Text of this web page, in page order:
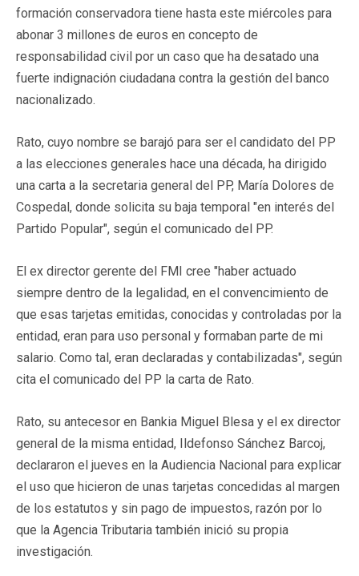
formación conservadora tiene hasta este miércoles para
abonar 3 millones de euros en concepto de
responsabilidad civil por un caso que ha desatado una
fuerte indignación ciudadana contra la gestión del banco
nacionalizado.
Rato, cuyo nombre se barajó para ser el candidato del PP
a las elecciones generales hace una década, ha dirigido
una carta a la secretaria general del PP, María Dolores de
Cospedal, donde solicita su baja temporal "en interés del
Partido Popular", según el comunicado del PP.
El ex director gerente del FMI cree "haber actuado
siempre dentro de la legalidad, en el convencimiento de
que esas tarjetas emitidas, conocidas y controladas por la
entidad, eran para uso personal y formaban parte de mi
salario. Como tal, eran declaradas y contabilizadas", según
cita el comunicado del PP la carta de Rato.
Rato, su antecesor en Bankia Miguel Blesa y el ex director
general de la misma entidad, Ildefonso Sánchez Barcoj,
declararon el jueves en la Audiencia Nacional para explicar
el uso que hicieron de unas tarjetas concedidas al margen
de los estatutos y sin pago de impuestos, razón por lo
que la Agencia Tributaria también inició su propia
investigación.